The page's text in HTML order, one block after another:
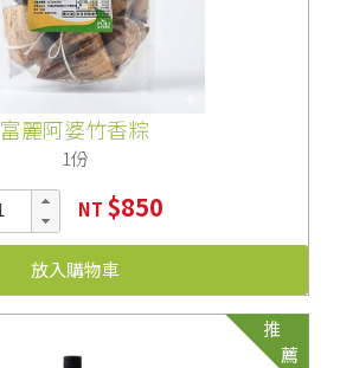
富麗阿婆竹香粽
1份
NT $850
放入購物車
推
薦